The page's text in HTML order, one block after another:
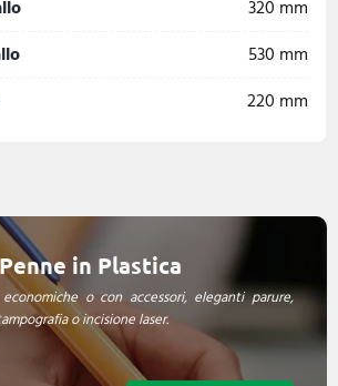
320 mm
530 mm
220 mm
in Plastica
o con accessori, eleganti parure,
o incisione laser.